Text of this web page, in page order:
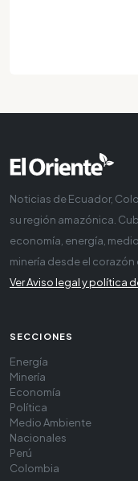
Noticias de Ecuador,
su región amazónica.
economía, energía,
minería desde el corazón
Ver Aviso legal y política
SECCIONES
Energía
Minería
Economía
Política
Medio Ambiente
Nacionales
Perú
Colombia